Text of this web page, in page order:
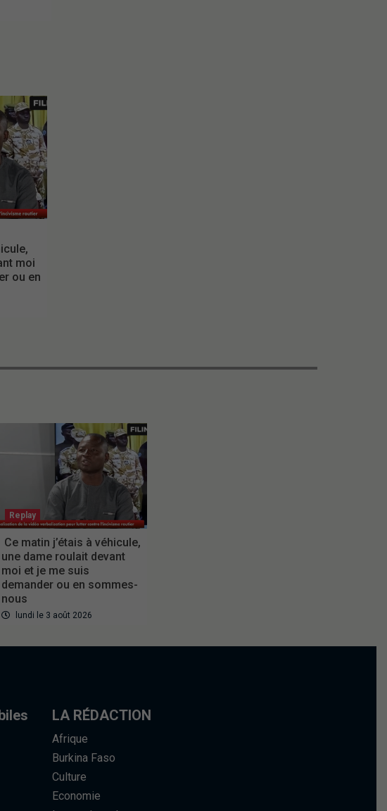
moi
ou en
Replay
Ce matin j’étais à véhicule,
une dame roulait devant
moi et je me suis
demander ou en sommes-
nous
lundi le 3 août 2026
LA RÉDACTION
Afrique
Burkina Faso
Culture
Economie